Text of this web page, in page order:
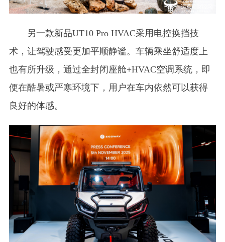
另一款新品UT10 Pro HVAC采用电控换挡技
术，让驾驶感受更加平顺静谧。车辆乘坐舒适度上
也有所升级，通过全封闭座舱+HVAC空调系统，即
便在酷暑或严寒环境下，用户在车内依然可以获得
良好的体感。